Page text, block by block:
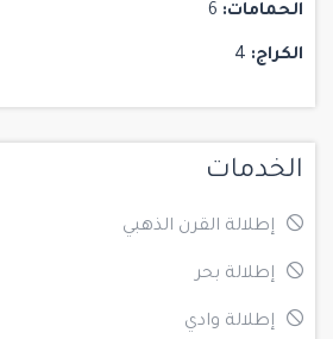
الحمامات:
الكراج:
الخدمات
إطلالة القرن الذهبي
إطلالة بحر
إطلالة وادي